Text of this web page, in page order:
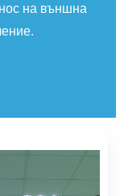
на външна